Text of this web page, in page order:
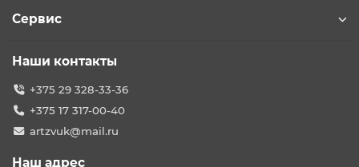
Сервис
Наши контакты
+375 29 328-33-36
+375 17 317-00-40
artzvuk@mail.ru
Наш адрес